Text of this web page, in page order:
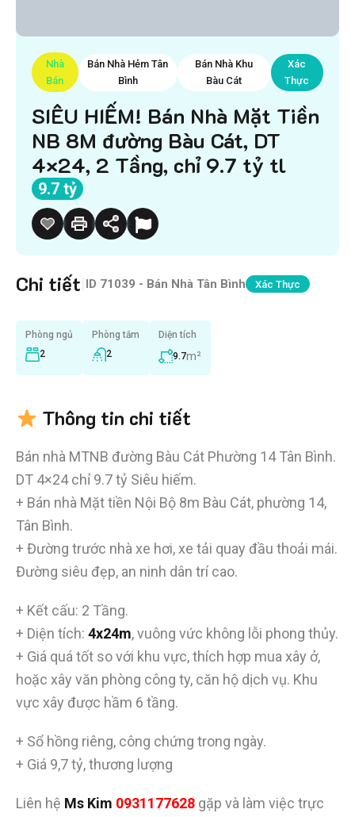
Nhà
Bán
Bán Nhà Hẻm Tân
Bình
Bán Nhà Khu
Bàu Cát
Xác
Thực
SIÊU HIẾM! Bán Nhà Mặt Tiền
NB 8M đường Bàu Cát, DT
4×24, 2 Tầng, chỉ 9.7 tỷ tl
9.7 tỷ
Chi tiết ID 71039 - Bán Nhà Tân Bình Xác Thực
Phòng ngủ
2
Phòng tắm
2
Diện tích
9.7m²
Thông tin chi tiết
Bán nhà MTNB đường Bàu Cát Phường 14 Tân Bình.
DT 4×24 chỉ 9.7 tỷ Siêu hiếm.
+ Bán nhà Mặt tiền Nội Bộ 8m Bàu Cát, phường 14,
Tân Bình.
+ Đường trước nhà xe hơi, xe tải quay đầu thoải mái.
Đường siêu đẹp, an ninh dân trí cao.
+ Kết cấu: 2 Tầng.
+ Diện tích: 4x24m, vuông vức không lỗi phong thủy.
+ Giá quá tốt so với khu vực, thích hợp mua xây ở,
hoặc xây văn phòng công ty, căn hộ dịch vụ. Khu
vực xây được hầm 6 tầng.
+ Sổ hồng riêng, công chứng trong ngày.
+ Giá 9,7 tỷ, thương lượng
Liên hệ Ms Kim 0931177628 gặp và làm việc trực